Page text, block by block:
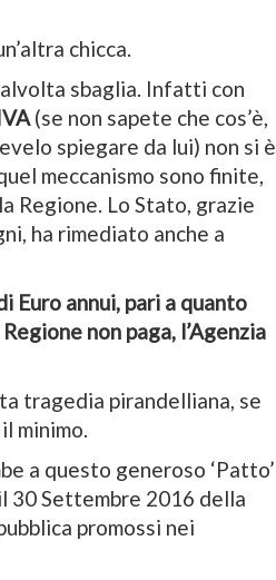
chicca.
sbaglia. Infatti con
(se non sapete che cos’è,
spiegare da lui) non si è
meccanismo sono finite,
Regione. Lo Stato, grazie
ha rimediato anche a
Euro annui, pari a quanto
non paga, l’Agenzia
tragedia pirandelliana, se
minimo.
a questo generoso ‘Patto’
30 Settembre 2016 della
promossi nei